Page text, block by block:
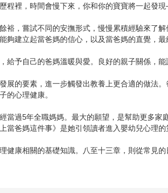
程裡，時間會慢下來，你和你的寶寶將一起發
裕，嘗試不同的安撫形式，慢慢累積經驗來了
建立起當爸媽的信心，以及當爸媽的直覺，最
予自己的爸媽溫暖與愛。良好的親子關係，
展的要素，進一步觸發出教養上更合適的做法
的心理健康。
當過5年全職媽媽。最大的願望，是幫助更多
爸媽這件事》是她引領讀者進入嬰幼兒心理的
健康相關的基礎知識。八至十三章，則從常見